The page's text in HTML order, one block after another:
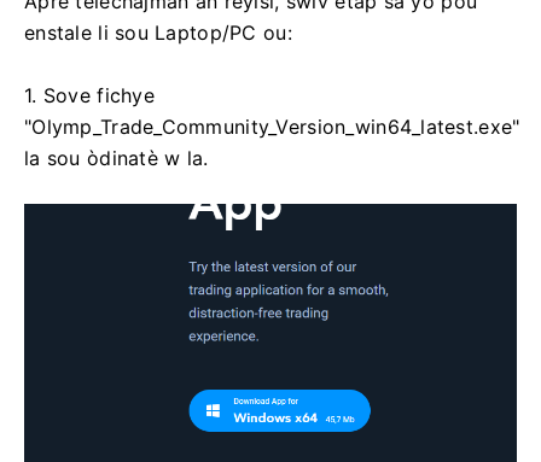
enstale li sou Laptop/PC ou:
1. Sove fichye
"Olymp_Trade_Community_Version_win64_latest.exe"
la sou òdinatè w la.